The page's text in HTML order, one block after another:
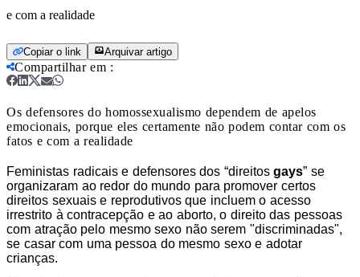
e com a realidade
Copiar o link Arquivar artigo
Compartilhar em :
Os defensores do homossexualismo dependem de apelos
emocionais, porque eles certamente não podem contar com os
fatos e com a realidade
Feministas radicais e defensores dos “direitos gays” se
organizaram ao redor do mundo para promover certos
direitos sexuais e reprodutivos que incluem o acesso
irrestrito à contracepção e ao aborto, o direito das pessoas
com atração pelo mesmo sexo não serem "discriminadas",
se casar com uma pessoa do mesmo sexo e adotar
crianças.